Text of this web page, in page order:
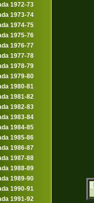
1972-73
1973-74
1974-75
1975-76
1976-77
1977-78
1978-79
1979-80
1980-81
1981-82
1982-83
1983-84
1984-85
1985-86
1986-87
1987-88
1988-89
1989-90
1990-91
1991-92